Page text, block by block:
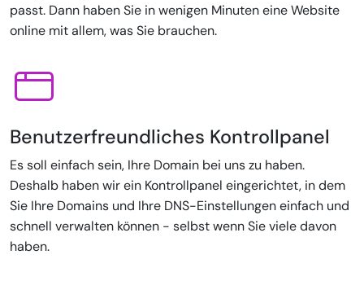
passt. Dann haben Sie in wenigen Minuten eine Website
online mit allem, was Sie brauchen.
Benutzerfreundliches Kontrollpanel
Es soll einfach sein, Ihre Domain bei uns zu haben.
Deshalb haben wir ein Kontrollpanel eingerichtet, in dem
Sie Ihre Domains und Ihre DNS-Einstellungen einfach und
schnell verwalten können - selbst wenn Sie viele davon
haben.